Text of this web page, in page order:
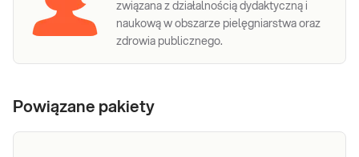
związana z działalnością dydaktyczną i
naukową w obszarze pielęgniarstwa oraz
zdrowia publicznego.
Powiązane pakiety